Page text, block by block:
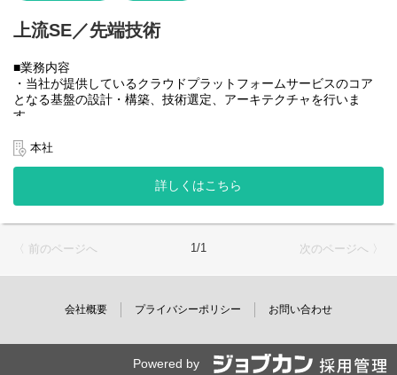
ール
・プロジェクトへのAI利活用の企画・実践（需要予測、業務自
動化、その他あらゆること）
■組織構成
・25名（契約外注社員13名含む）
・男女比 3:1
部署は「業務システムチーム」と「インフラセキュリティチー
人数割合は50:50です
【大切にしていること】
会社の成長をITの力で加速させる"攻めの情報システム部門"です。
模索し、ビジネスに貢献することをミッションとしています。
【チームの雰囲気】
部署内は風通しが良く、協力会社のメンバーも含めて温和な人ば
上流SE／先端技術
■業務内容
・当社が提供しているクラウドプラットフォームサービスのコア
となる基盤の設計・構築、技術選定、アーキテクチャを行いま
す。
模のトラフィックデータが蓄積されており、このビッグデータを
支える基盤設計、開発、運用を当部署が担っています。
・そのためビッグデータを蓄積するための技術的な選定やアーキ
テクチャ、データ分析に関すること、API管理、デプロイ方法の設
と連携しながら進めていきます。
・また最新技術への投資も行っており、AIやブロックチェーン等
の技術を商用に生かす取り組みも行っています。
・既に自社が展開しているクラウドプラットフォームサービスを
はじめ、今後新たに企画開発するプロダクト全体の企画や技術選
・研究開発や要件定義、アーキテクチャの設計などの上流工程か
本社
詳しくはこちら
〈 前のページへ 1/1 次のページへ 〉
会社概要 プライバシーポリシー お問い合わせ
Powered by